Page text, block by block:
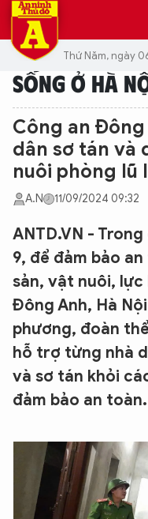
Thứ Năm, ngày
SỐNG Ở HÀ
Công an
dân sơ tán và
nuôi phòng lũ
A.N 11/09/2024 09:32
ANTD.VN -
9, để đảm bảo
sản, vật nuôi,
Đông Anh, Hà
phương, đoàn
hỗ trợ từng nhà
và sơ tán khỏi
đảm bảo an toàn.